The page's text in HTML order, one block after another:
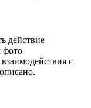
действие
фото
с